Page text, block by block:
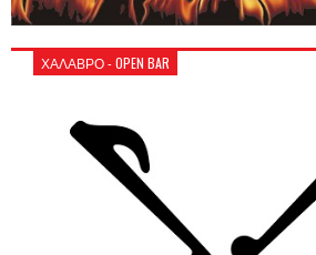
ΧΑΛΑΒΡΟ - OPEN BAR